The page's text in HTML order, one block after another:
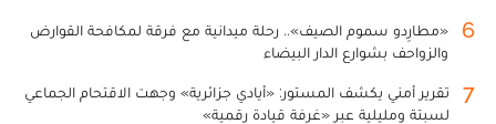
6
«مطارِدو سموم الصيف».. رحلة ميدانية مع فرقة لمكافحة القوارض
والزواحف بشوارع الدار البيضاء
7
تقرير أمني يكشف المستور: «أيادي جزائرية» وجهت الاقتحام الجماعي
لسبتة ومليلية عبر «غرفة قيادة رقمية»